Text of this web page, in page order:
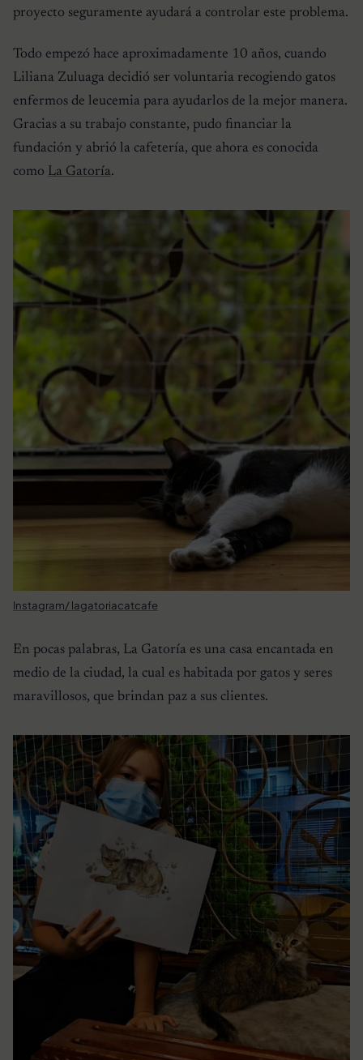
proyecto seguramente ayudará a controlar este problema.
Todo empezó hace aproximadamente 10 años, cuando
Liliana Zuluaga decidió ser voluntaria recogiendo gatos
enfermos de leucemia para ayudarlos de la mejor manera.
Gracias a su trabajo constante, pudo financiar la
fundación y abrió la cafetería, que ahora es conocida
como La Gatoría.
Instagram/ lagatoriacatcafe
En pocas palabras, La Gatoría es una casa encantada en
medio de la ciudad, la cual es habitada por gatos y seres
maravillosos, que brindan paz a sus clientes.